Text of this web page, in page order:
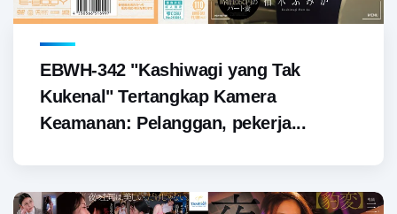
EBWH-342 "Kashiwagi yang Tak
Kukenal" Tertangkap Kamera
Keamanan: Pelanggan, pekerja...